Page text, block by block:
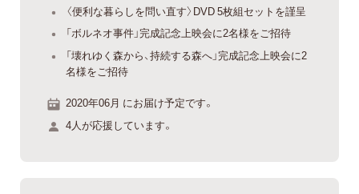
〈便利な暮らしを問い直す〉DVD 5枚組セットを謹呈
「ボルネオ事件」完成記念上映会に2名様をご招待
「壊れゆく森から、持続する森へ」完成記念上映会に2
名様をご招待
2020年06月 にお届け予定です。
4人が応援しています。